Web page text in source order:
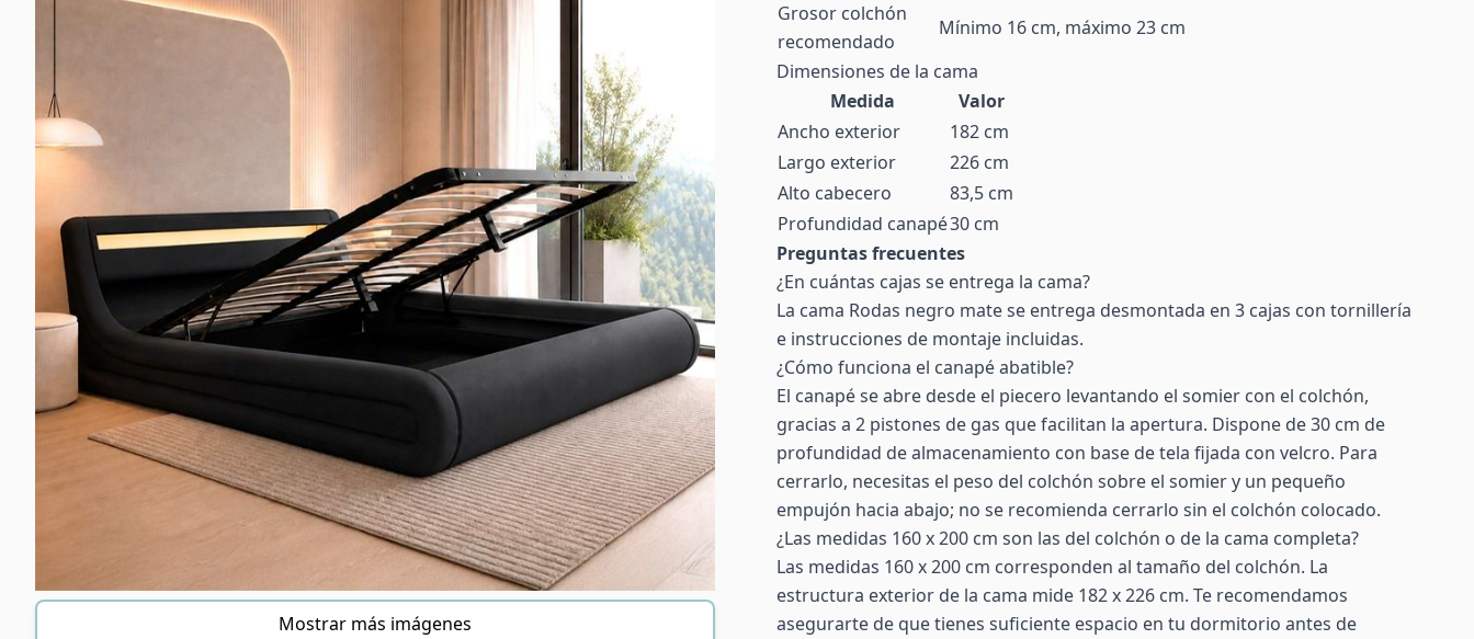
Mostrar más imágenes
Grosor colchón
recomendado
Mínimo 16 cm, máximo 23 cm
Dimensiones de la cama
Medida
Valor
Ancho exterior
182 cm
Largo exterior
226 cm
Alto cabecero
83,5 cm
Profundidad canapé30 cm
Preguntas frecuentes
¿En cuántas cajas se entrega la cama?
La cama Rodas negro mate se entrega desmontada en 3 cajas con tornillería
e instrucciones de montaje incluidas.
¿Cómo funciona el canapé abatible?
El canapé se abre desde el piecero levantando el somier con el colchón,
gracias a 2 pistones de gas que facilitan la apertura. Dispone de 30 cm de
profundidad de almacenamiento con base de tela fijada con velcro. Para
cerrarlo, necesitas el peso del colchón sobre el somier y un pequeño
empujón hacia abajo; no se recomienda cerrarlo sin el colchón colocado.
¿Las medidas 160 x 200 cm son las del colchón o de la cama completa?
Las medidas 160 x 200 cm corresponden al tamaño del colchón. La
estructura exterior de la cama mide 182 x 226 cm. Te recomendamos
asegurarte de que tienes suficiente espacio en tu dormitorio antes de